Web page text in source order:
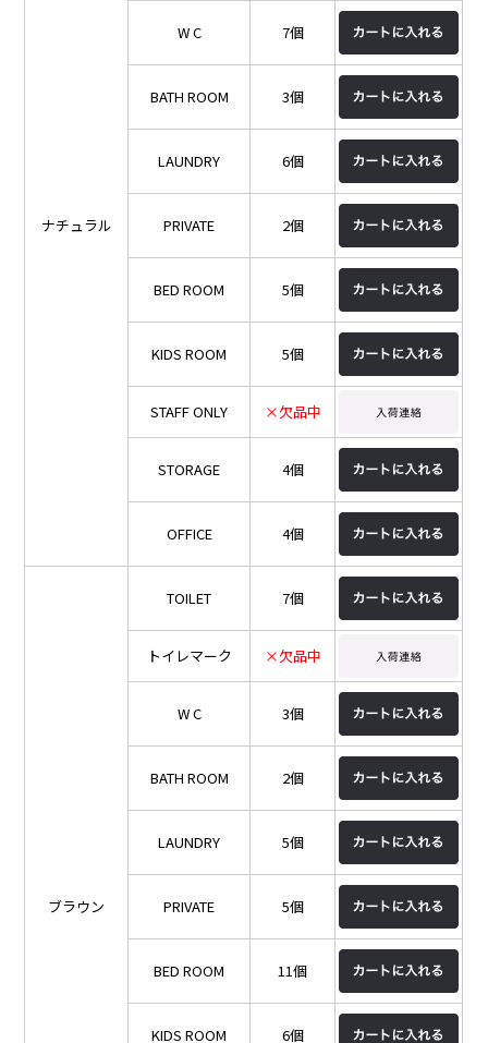
ナチュラル
W C 7個
BATH ROOM 3個
LAUNDRY 6個
PRIVATE 2個
BED ROOM 5個
KIDS ROOM 5個
STAFF ONLY ×欠品中
STORAGE 4個
OFFICE 4個
ブラウン
TOILET 7個
トイレマーク ×欠品中
W C 3個
BATH ROOM 2個
LAUNDRY 5個
PRIVATE 5個
BED ROOM 11個
KIDS ROOM 6個